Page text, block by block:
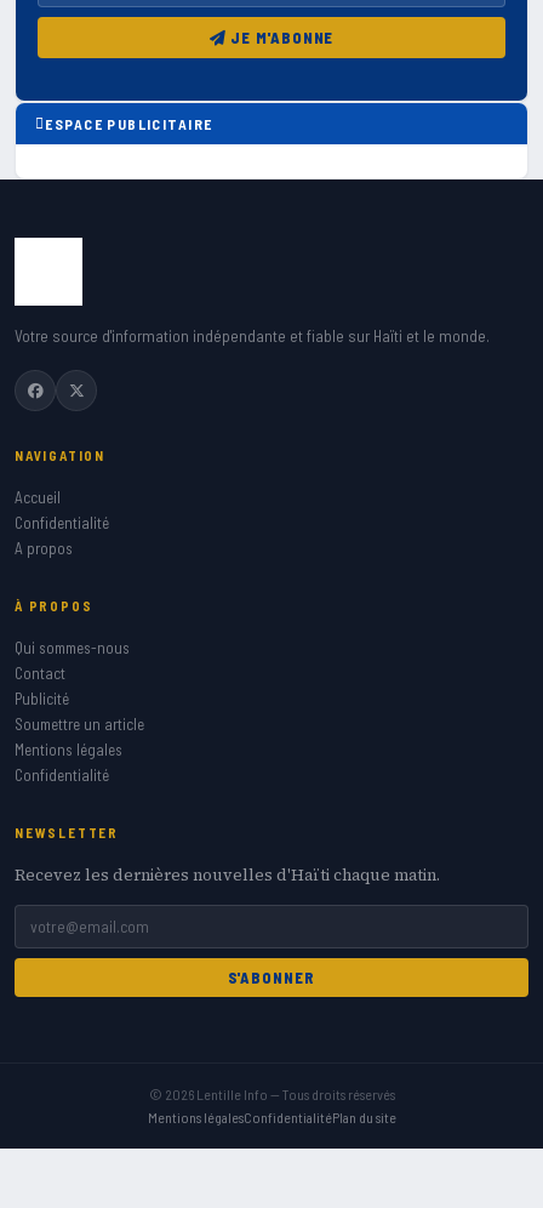
JE M'ABONNE
ESPACE PUBLICITAIRE
Votre source d'information indépendante et fiable sur Haïti et le monde.
NAVIGATION
Accueil
Confidentialité
A propos
À PROPOS
Qui sommes-nous
Contact
Publicité
Soumettre un article
Mentions légales
Confidentialité
NEWSLETTER
Recevez les dernières nouvelles d'Haïti chaque matin.
S'ABONNER
© 2026 Lentille Info — Tous droits réservés
Mentions légalesConfidentialitéPlan du site